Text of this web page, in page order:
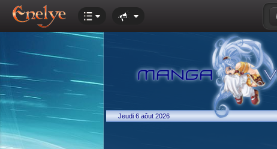
Jeudi 6 aôut 2026